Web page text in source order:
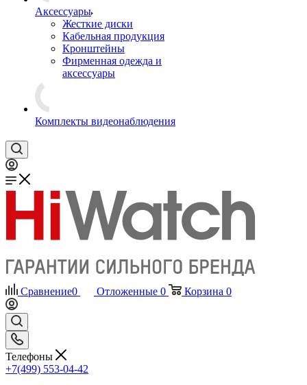
Аксессуары
Жесткие диски
Кабельная продукция
Кронштейны
Фирменная одежда и
аксессуары
Комплекты видеонаблюдения
Сравнение0 Отложенные 0 Корзина 0
Телефоны
+7(499) 553-04-42